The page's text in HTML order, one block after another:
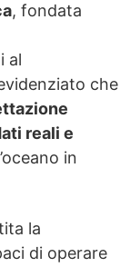
, fondata
al
che
reali e
in
la
di operare